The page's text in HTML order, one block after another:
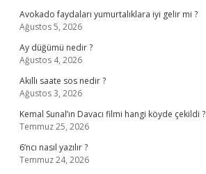
Avokado faydaları yumurtalıklara iyi gelir mi ?
Ağustos 5, 2026
Ay düğümü nedir ?
Ağustos 4, 2026
Akıllı saate sos nedir ?
Ağustos 3, 2026
Kemal Sunal’ın Davacı filmi hangi köyde çekildi ?
Temmuz 25, 2026
6’ncı nasıl yazılır ?
Temmuz 24, 2026